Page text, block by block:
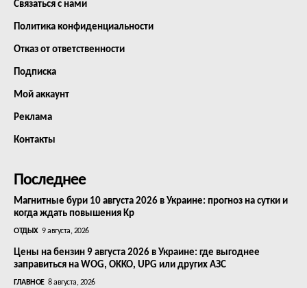
Связаться с нами
Политика конфиденциальности
Отказ от ответственности
Подписка
Мой аккаунт
Реклама
Контакты
Последнее
Магнитные бури 10 августа 2026 в Украине: прогноз на сутки и
когда ждать повышения Kp
ОТДЫХ 9 августа, 2026
Цены на бензин 9 августа 2026 в Украине: где выгоднее
заправиться на WOG, OKKO, UPG или других АЗС
ГЛАВНОЕ 8 августа, 2026